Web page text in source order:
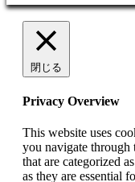
閉じる
Privacy Overview
This website uses
you navigate through
that are categorized
as they are essential